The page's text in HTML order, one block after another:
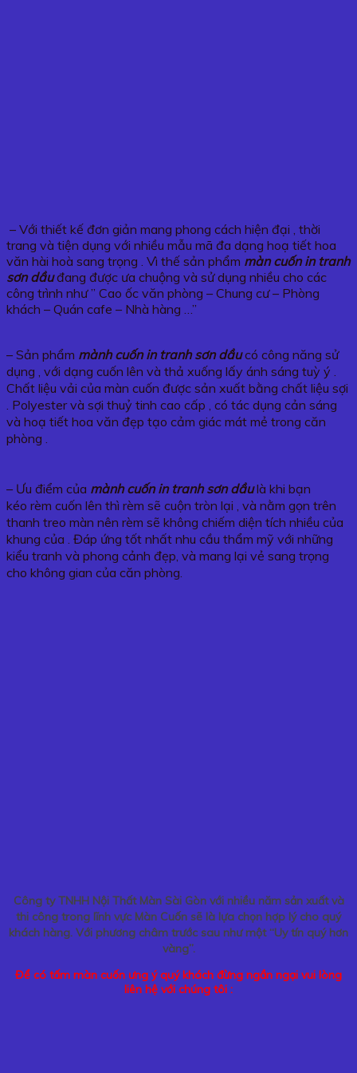
– Với thiết kế đơn giản mang phong cách hiện đại , thời
trang và tiện dụng với nhiều mẫu mã đa dạng hoạ tiết hoa
văn hài hoà sang trọng . Vì thế sản phẩm màn cuốn in tranh
sơn dầuđang được ưa chuộng và sử dụng nhiều cho các
công trình như ” Cao ốc văn phòng – Chung cư – Phòng
khách – Quán cafe – Nhà hàng …”
– Sản phẩm mành cuốn in tranh sơn dầucó công năng sử
dụng , với dạng cuốn lên và thả xuống lấy ánh sáng tuỳ ý .
Chất liệu vải của màn cuốn được sản xuất bằng chất liệu sợi
. Polyester và sợi thuỷ tinh cao cấp , có tác dụng cản sáng
và hoạ tiết hoa văn đẹp tạo cảm giác mát mẻ trong căn
phòng .
– Ưu điểm của mành cuốn in tranh sơn dầulà khi bạn
kéo rèm cuốn lên thì rèm sẽ cuộn tròn lại , và nằm gọn trên
thanh treo màn nên rèm sẽ không chiếm diện tích nhiều của
khung của . Đáp ứng tốt nhất nhu cầu thẩm mỹ với những
kiểu tranh và phong cảnh đẹp, và mang lại vẻ sang trọng
cho không gian của căn phòng.
Công ty TNHH Nội Thất Màn Sài Gòn với nhiều năm sản xuất và
thi công trong lĩnh vực Màn Cuốn sẽ là lựa chọn hợp lý cho quý
khách hàng. Với phương châm trước sau như một “Uy tín quý hơn
vàng”.
Để có tấm màn cuốn ưng ý quý khách đừng ngần ngại vui lòng
liên hệ với chúng tôi :